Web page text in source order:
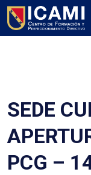
SEDE
PCG –